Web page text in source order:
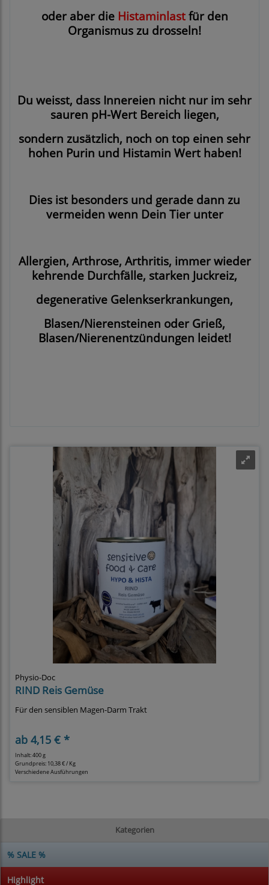
Kategorien
% SALE %
Highlight
oder aber die Histaminlast für den
Organismus zu drosseln!
Du weisst, dass Innereien nicht nur im sehr
sauren pH-Wert Bereich liegen,
sondern zusätzlich, noch on top einen sehr
hohen Purin und Histamin Wert haben!
Dies ist besonders und gerade dann zu
vermeiden wenn Dein Tier unter
Allergien, Arthrose, Arthritis, immer wieder
kehrende Durchfälle, starken Juckreiz,
degenerative Gelenkserkrankungen,
Blasen/Nierensteinen oder Grieß,
Blasen/Nierenentzündungen leidet!
Physio-Doc
RIND Reis Gemüse
Für den sensiblen Magen-Darm Trakt
ab 4,15 € *
Inhalt: 400 g
Grundpreis: 10,38 € / Kg
Verschiedene Ausführungen